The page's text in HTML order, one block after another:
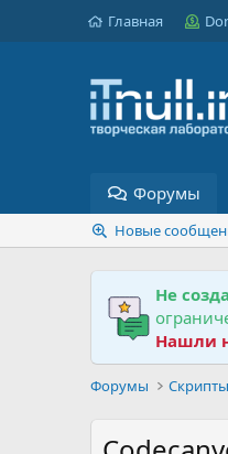
Главная
Форумы
Новые
Не
Нашли
Форумы Скрипты